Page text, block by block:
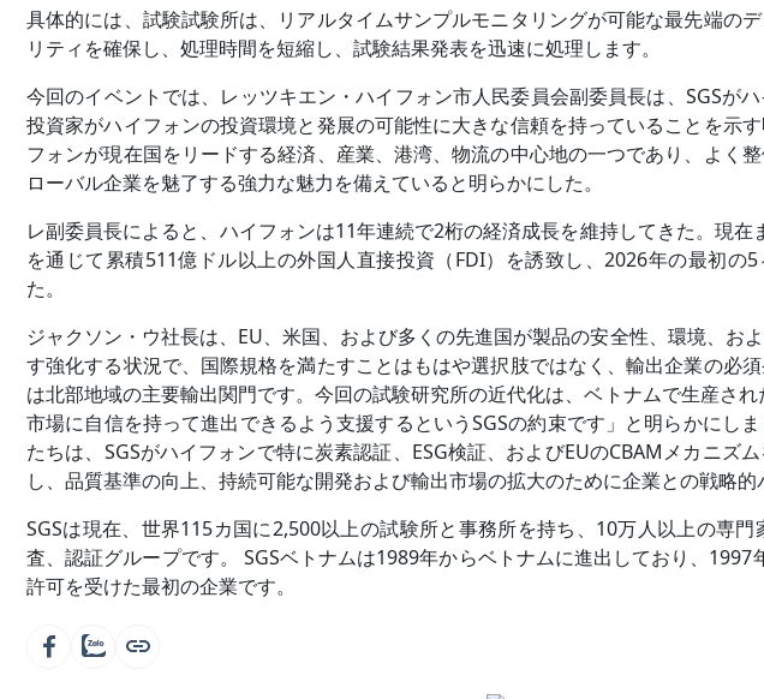
具体的には、試験試験所は、リアルタイムサンプルモニタリングが可能な最先端の
リティを確保し、処理時間を短縮し、試験結果発表を迅速に処理します。
今回のイベントでは、レッツキエン・ハイフォン市人民委員会副委員長は、SGSが
投資家がハイフォンの投資環境と発展の可能性に大きな信頼を持っていることを示
フォンが現在国をリードする経済、産業、港湾、物流の中心地の一つであり、よく
ローバル企業を魅了する強力な魅力を備えていると明らかにした。
レ副委員長によると、ハイフォンは11年連続で2桁の経済成長を維持してきた。現
を通じて累積511億ドル以上の外国人直接投資（FDI）を誘致し、2026年の最初の
た。
ジャクソン・ウ社長は、EU、米国、および多くの先進国が製品の安全性、環境、お
す強化する状況で、国際規格を満たすことはもはや選択肢ではなく、輸出企業の必
は北部地域の主要輸出関門です。今回の試験研究所の近代化は、ベトナムで生産さ
市場に自信を持って進出できるよう支援するというSGSの約束です」と明らかにし
たちは、SGSがハイフォンで特に炭素認証、ESG検証、およびEUのCBAMメカニズ
し、品質基準の向上、持続可能な開発および輸出市場の拡大のために企業との戦略的
SGSは現在、世界115カ国に2,500以上の試験所と事務所を持ち、10万人以上の専
査、認証グループです。 SGSベトナムは1989年からベトナムに進出しており、
許可を受けた最初の企業です。